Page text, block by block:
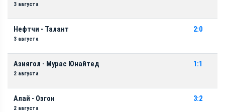
3 августа
Нефтчи - Талант
3 августа
2:0
Азиягол - Мурас Юнайтед
2 августа
1:1
Алай - Озгон
2 августа
3:2